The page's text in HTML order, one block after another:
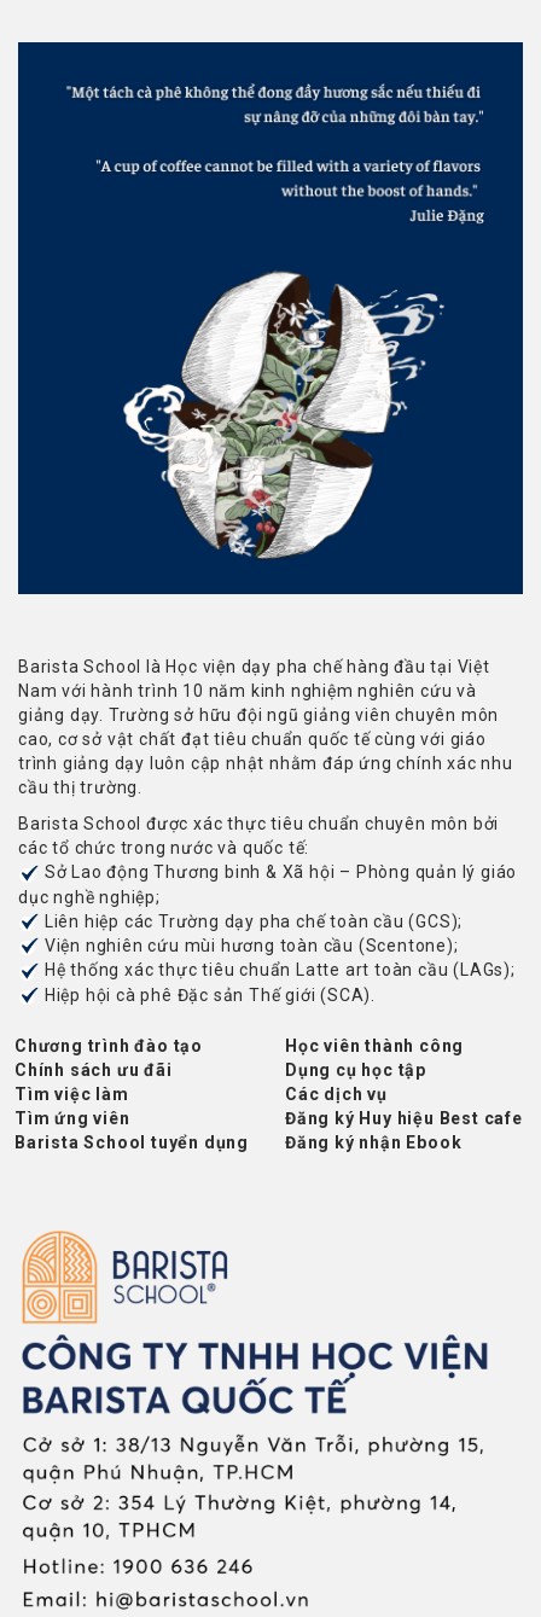
Barista School là Học viện dạy pha chế hàng đầu tại Việt
Nam với hành trình 10 năm kinh nghiệm nghiên cứu và
giảng dạy. Trường sở hữu đội ngũ giảng viên chuyên môn
cao, cơ sở vật chất đạt tiêu chuẩn quốc tế cùng với giáo
trình giảng dạy luôn cập nhật nhằm đáp ứng chính xác nhu
cầu thị trường.
Barista School được xác thực tiêu chuẩn chuyên môn bởi
các tổ chức trong nước và quốc tế:
Sở Lao động Thương binh & Xã hội – Phòng quản lý giáo
dục nghề nghiệp;
Liên hiệp các Trường dạy pha chế toàn cầu (GCS);
Viện nghiên cứu mùi hương toàn cầu (Scentone);
Hệ thống xác thực tiêu chuẩn Latte art toàn cầu (LAGs);
Hiệp hội cà phê Đặc sản Thế giới (SCA).
Chương trình đào tạo
Chính sách ưu đãi
Tìm việc làm
Tìm ứng viên
Barista School tuyển dụng
Học viên thành công
Dụng cụ học tập
Các dịch vụ
Đăng ký Huy hiệu Best cafe
Đăng ký nhận Ebook